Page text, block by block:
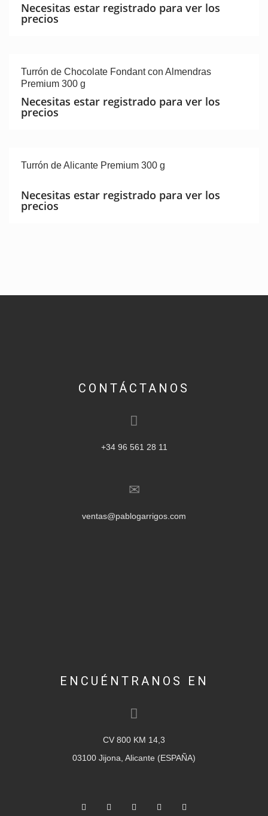
Necesitas estar registrado para ver los
precios
Turrón de Chocolate Fondant con Almendras
Premium 300 g
Necesitas estar registrado para ver los
precios
Turrón de Alicante Premium 300 g
Necesitas estar registrado para ver los
precios
CONTÁCTANOS
+34 96 561 28 11
ventas@pablogarrigos.com
ENCUÉNTRANOS EN
CV 800 KM 14,3
03100 Jijona, Alicante (ESPAÑA)